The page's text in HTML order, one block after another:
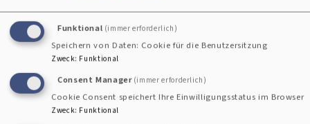
andere alternative Formen:
Auch dort ist Raum für ein würdevolles Abschiedsritual
mit Gottes Segen.
Sprechen Sie uns gerne an – wir gestalten gemeinsam einen
Rahmen, der zum Menschen passt.
Funktional (immer erforderlich)
Speichern von Daten: Cookie für die Benutzersitzung
Zweck: Funktional
Consent Manager (immer erforderlich)
Cookie Consent speichert Ihre Einwilligungsstatus im Browser
Zweck: Funktional